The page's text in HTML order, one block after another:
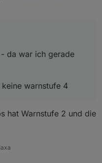
da war ich gerade
warnstufe 4
hat Warnstufe 2 und die